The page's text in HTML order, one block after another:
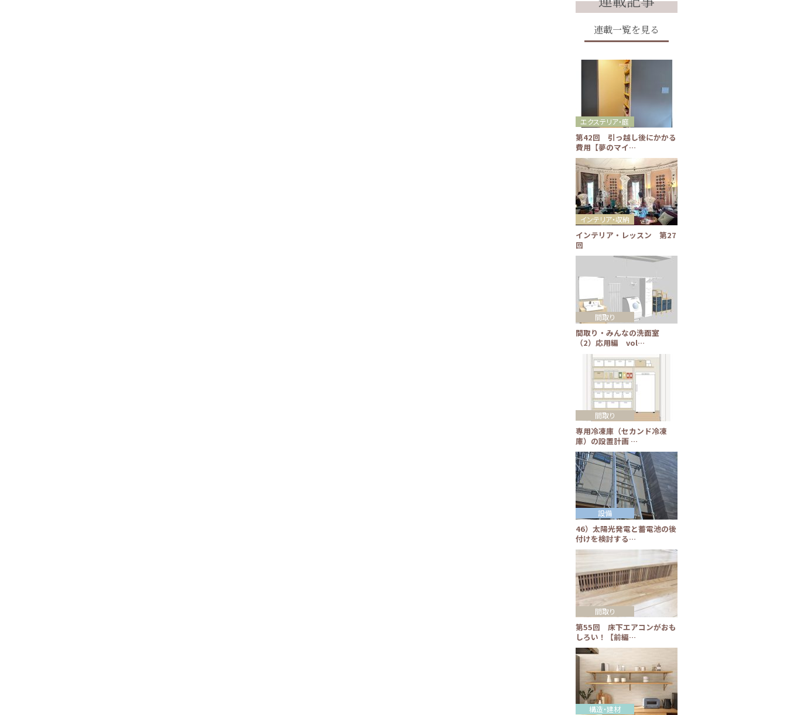
連載一覧を見る
第42回 引っ越し後にかかる
費用【夢のマイ…
エクステリア・庭
インテリア・レッスン 第27
回
インテリア・収納
間取り・みんなの洗面室
（2）応用編 vol…
間取り
専用冷凍庫（セカンド冷凍
庫）の設置計画 …
間取り
46）太陽光発電と蓄電池の後
付けを検討する…
設備
第55回 床下エアコンがおも
しろい！【前編…
間取り
構造・建材